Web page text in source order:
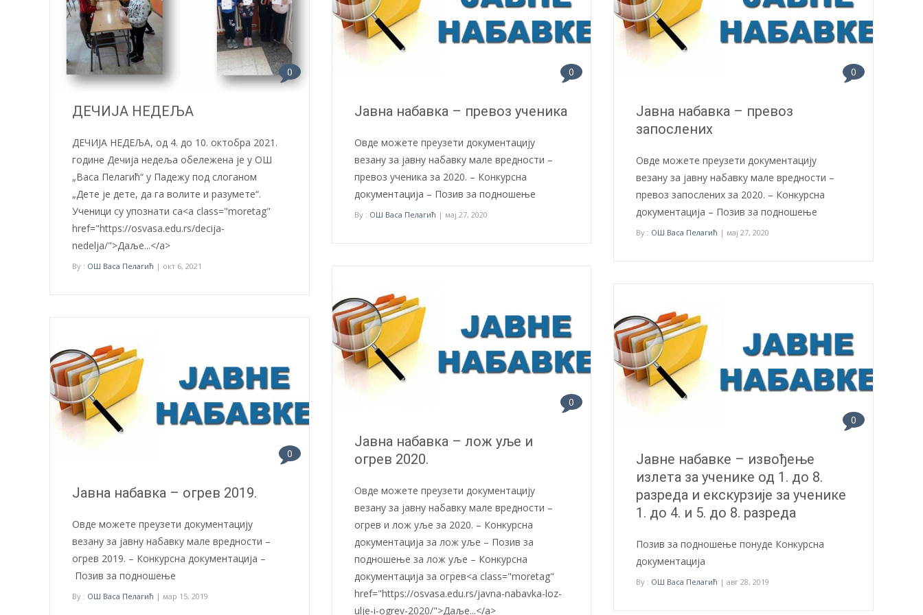
0
ДЕЧИЈА НЕДЕЉА
ДЕЧИЈА НЕДЕЉА, од 4. до 10. октобра 2021.
године Дечија недеља обележена је у ОШ
„Васа Пелагић“ у Падежу под слоганом
„Дете је дете, да га волите и разумете“.
Ученици су упознати са<a class="moretag"
href="https://osvasa.edu.rs/decija-
nedelja/">Даље...</a>
By : ОШ Васа Пелагић | окт 6, 2021
0
Јавна набавка – превоз ученика
Овде можете преузети документацију
везану за јавну набавку мале вредности –
превоз ученика за 2020. – Конкурсна
документација – Позив за подношење
By : ОШ Васа Пелагић | мај 27, 2020
0
Јавна набавка – превоз
запослених
Овде можете преузети документацију
везану за јавну набавку мале вредности –
превоз запослених за 2020. – Конкурсна
документација – Позив за подношење
By : ОШ Васа Пелагић | мај 27, 2020
0
Јавна набавка – лож уље и
огрев 2020.
Овде можете преузети документацију
везану за јавну набавку мале вредности –
огрев и лож уље за 2020. – Конкурсна
документација за лож уље – Позив за
подношење за лож уље – Конкурсна
документација за огрев<a class="moretag"
href="https://osvasa.edu.rs/javna-nabavka-loz-
ulje-i-ogrev-2020/">Даље...</a>
0
Јавне набавке – извођење
излета за ученике од 1. до 8.
разреда и екскурзије за ученике
1. до 4. и 5. до 8. разреда
Позив за подношење понуде Конкурсна
документација
By : ОШ Васа Пелагић | авг 28, 2019
0
Јавна набавка – огрев 2019.
Овде можете преузети документацију
везану за јавну набавку мале вредности –
огрев 2019. – Конкурсна документација –
Позив за подношење
By : ОШ Васа Пелагић | мар 15, 2019